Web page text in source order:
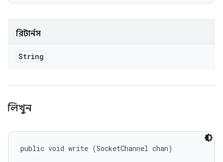
রিটার্নস
String
লিখুন
public void write (SocketChannel chan)